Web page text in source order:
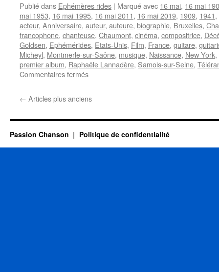
Publié dans Ephémères rides | Marqué avec 16 mai, 16 mai
mai 1953, 16 mai 1995, 16 mai 2011, 16 mai 2019, 1909, 1941,
acteur, Anniversaire, auteur, auteure, biographie, Bruxelles,
francophone, chanteuse, Chaumont, cinéma, compositrice,
Goldsen, Ephémérides, Etats-Unis, Film, France, guitare,
Micheyl, Montmerle-sur-Saône, musique, Naissance, New York,
premier album, Raphaële Lannadère, Samois-sur-Seine,
Commentaires ferméssur
← Articles plus anciens
Passion Chanson Politique de confidentialité